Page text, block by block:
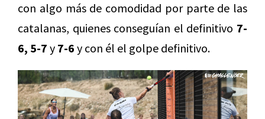
con algo más de comodidad por parte de las
catalanas, quienes conseguían el definitivo 7-
6, 5-7 y 7-6 y con él el golpe definitivo.